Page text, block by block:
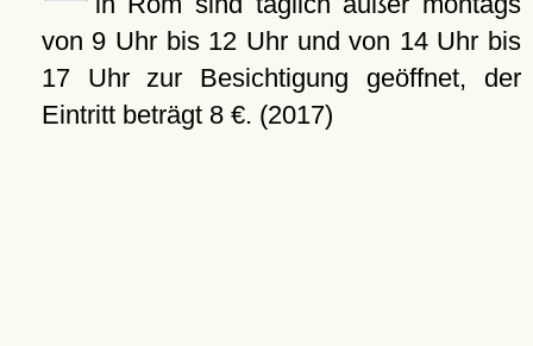
von 9 Uhr bis 12 Uhr und von 14 Uhr bis
17 Uhr zur Besichtigung geöffnet, der
Eintritt beträgt 8 €. (2017)